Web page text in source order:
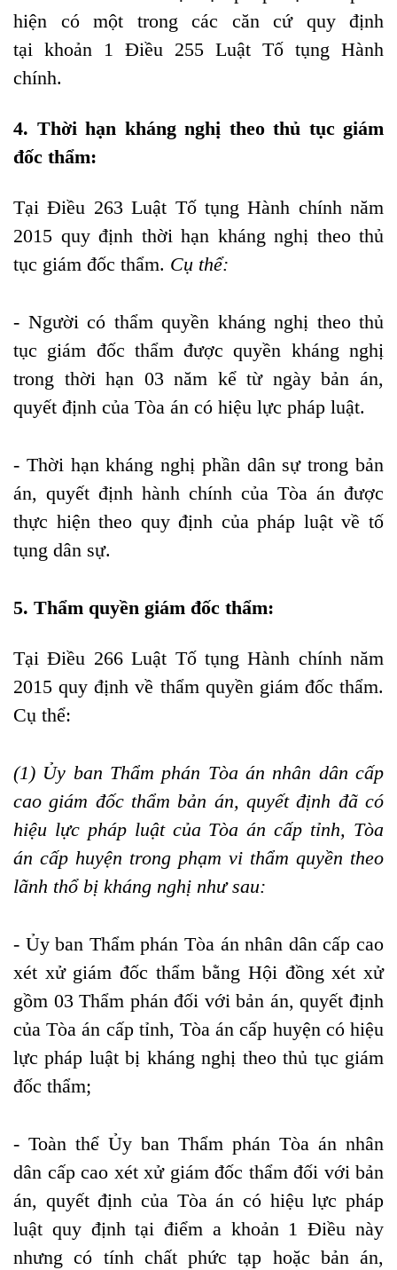
hiện có một trong các căn cứ quy định
tại khoản 1 Điều 255 Luật Tố tụng Hành
chính.
4. Thời hạn kháng nghị theo thủ tục giám
đốc thẩm:
Tại Điều 263 Luật Tố tụng Hành chính năm
2015 quy định thời hạn kháng nghị theo thủ
tục giám đốc thẩm. Cụ thể:
- Người có thẩm quyền kháng nghị theo thủ
tục giám đốc thẩm được quyền kháng nghị
trong thời hạn 03 năm kể từ ngày bản án,
quyết định của Tòa án có hiệu lực pháp luật.
- Thời hạn kháng nghị phần dân sự trong bản
án, quyết định hành chính của Tòa án được
thực hiện theo quy định của pháp luật về tố
tụng dân sự.
5. Thẩm quyền giám đốc thẩm:
Tại Điều 266 Luật Tố tụng Hành chính năm
2015 quy định về thẩm quyền giám đốc thẩm.
Cụ thể:
(1) Ủy ban Thẩm phán Tòa án nhân dân cấp
cao giám đốc thẩm bản án, quyết định đã có
hiệu lực pháp luật của Tòa án cấp tỉnh, Tòa
án cấp huyện trong phạm vi thẩm quyền theo
lãnh thổ bị kháng nghị như sau:
- Ủy ban Thẩm phán Tòa án nhân dân cấp cao
xét xử giám đốc thẩm bằng Hội đồng xét xử
gồm 03 Thẩm phán đối với bản án, quyết định
của Tòa án cấp tỉnh, Tòa án cấp huyện có hiệu
lực pháp luật bị kháng nghị theo thủ tục giám
đốc thẩm;
- Toàn thể Ủy ban Thẩm phán Tòa án nhân
dân cấp cao xét xử giám đốc thẩm đối với bản
án, quyết định của Tòa án có hiệu lực pháp
luật quy định tại điểm a khoản 1 Điều này
nhưng có tính chất phức tạp hoặc bản án,